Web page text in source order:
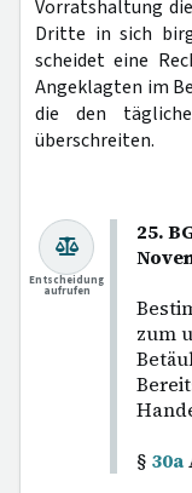
Vorratshaltung
Dritte in sich
scheidet eine
Angeklagten im
die den
überschreiten.
25.
zum
§ 30a
Entscheidung
aufrufen